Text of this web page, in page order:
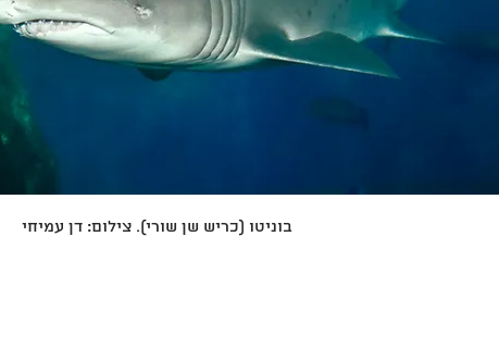
בוניטו (כריש שן שורי). צילום: דן עמיחי